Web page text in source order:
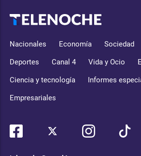
Nacionales Economía Sociedad
Deportes Canal 4 Vida y Ocio
Ciencia y tecnología Informes
Empresariales